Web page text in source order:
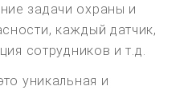
задачи охраны и
каждый датчик,
сотрудников и т.д.
уникальная и